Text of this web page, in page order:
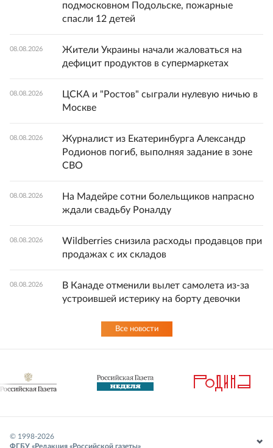
подмосковном Подольске, пожарные
спасли 12 детей
08.08.2026
Жители Украины начали жаловаться на
дефицит продуктов в супермаркетах
08.08.2026
ЦСКА и "Ростов" сыграли нулевую ничью в
Москве
08.08.2026
Журналист из Екатеринбурга Александр
Родионов погиб, выполняя задание в зоне
СВО
08.08.2026
На Мадейре сотни болельщиков напрасно
ждали свадьбу Роналду
08.08.2026
Wildberries снизила расходы продавцов при
продажах с их складов
08.08.2026
В Канаде отменили вылет самолета из-за
устроившей истерику на борту девочки
Все новости
© 1998-2026
ФГБУ «Редакция «Российской газеты»